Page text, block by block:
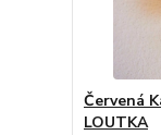
Červená
LOUTKA